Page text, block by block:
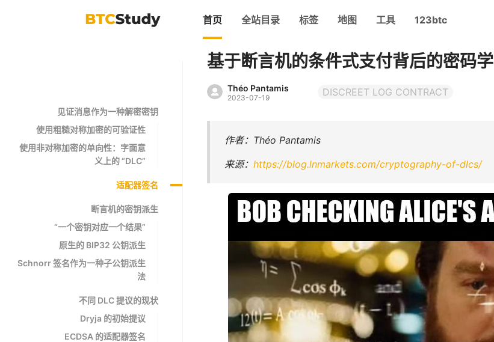
首页 全站目录 标签 地图 工具 123btc
见证消息作为一种解密密钥
使用粗糙对称加密的可验证性
使用非对称加密的单向性：字面意
义上的 “DLC”
适配器签名
断言机的密钥派生
“一个密钥对应一个结果”
原生的 BIP32 公钥派生
Schnorr 签名作为一种子公钥派生
法
不同 DLC 提议的现状
Dryja 的初始提议
ECDSA 的适配器签名
基于断言机的条件式支付背后的密码学
Théo Pantamis
2023-07-19 DISCREET LOG CONTRACT
作者：Théo Pantamis
来源： https://blog.lnmarkets.com/cryptography-of-dlcs/